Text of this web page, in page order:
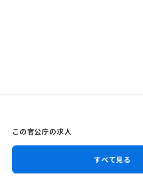
この官公庁の求人
すべて見る